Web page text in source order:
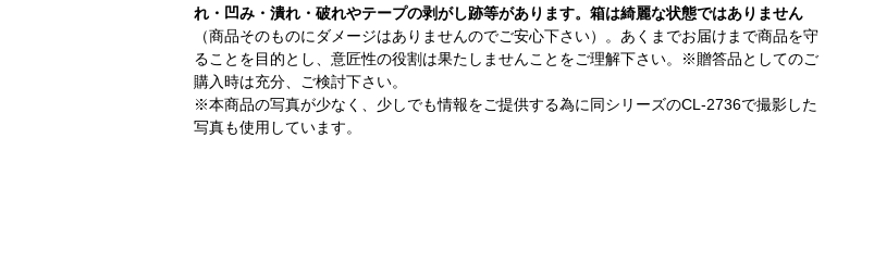
れ・凹み・潰れ・破れやテープの剥がし跡等があります。箱は綺麗な状態ではありません
（商品そのものにダメージはありませんのでご安心下さい）。あくまでお届けまで商品を守
ることを目的とし、意匠性の役割は果たしませんことをご理解下さい。※贈答品としてのご
購入時は充分、ご検討下さい。
※本商品の写真が少なく、少しでも情報をご提供する為に同シリーズのCL-2736で撮影した
写真も使用しています。